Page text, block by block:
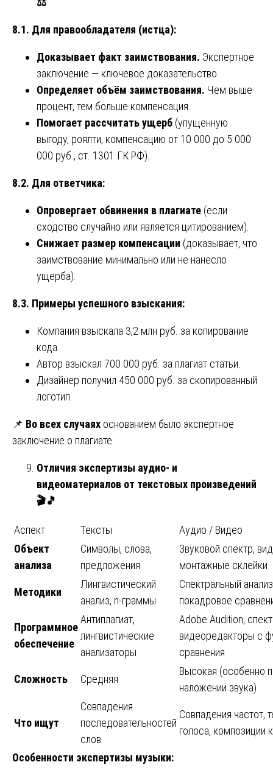
8.1. Для правообладателя (истца):
Доказывает факт заимствования. Экспертное
заключение — ключевое доказательство.
Определяет объём заимствования. Чем выше
процент, тем больше компенсация.
Помогает рассчитать ущерб (упущенную
выгоду, роялти, компенсацию от 10 000 до 5 000
000 руб., ст. 1301 ГК РФ).
8.2. Для ответчика:
Опровергает обвинения в плагиате (если
сходство случайно или является цитированием).
Снижает размер компенсации (доказывает, что
заимствование минимально или не нанесло
ущерба).
8.3. Примеры успешного взыскания:
Компания взыскала 3,2 млн руб. за копирование
кода.
Автор взыскал 700 000 руб. за плагиат статьи.
Дизайнер получил 450 000 руб. за скопированный
логотип.
📌 Во всех случаях основанием было экспертное
заключение о плагиате.
Отличия экспертизы аудио- и
видеоматериалов от текстовых произведений
🎬🎵
Аспект Тексты
Аудио / Видео
Объект
анализа
Символы, слова,
предложения
Звуковой спектр,
монтажные склейки
Методики
Лингвистический
анализ, n-граммы
Спектральный
покадровое
Программное
обеспечение
Антиплагиат,
лингвистические
анализаторы
Adobe Audition,
видеоредакторы с
сравнения
Сложность Средняя
Высокая (особенно
наложении звука)
Что ищут
Совпадения
последовательностей
слов
Совпадения частот,
голоса, композиции
Особенности экспертизы музыки: